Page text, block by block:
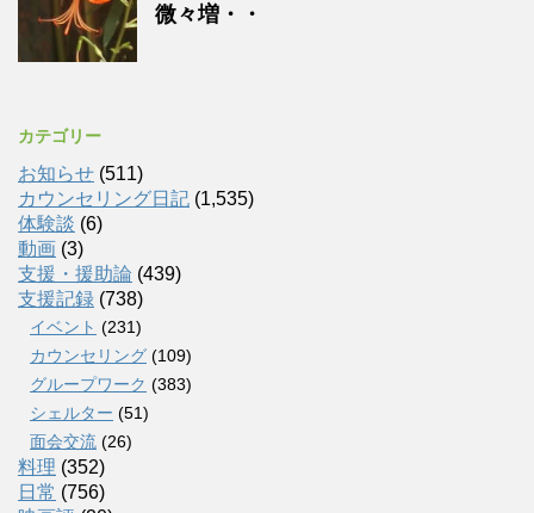
微々増・・
カテゴリー
お知らせ (511)
カウンセリング日記 (1,535)
体験談 (6)
動画 (3)
支援・援助論 (439)
支援記録 (738)
イベント (231)
カウンセリング (109)
グループワーク (383)
シェルター (51)
面会交流 (26)
料理 (352)
日常 (756)